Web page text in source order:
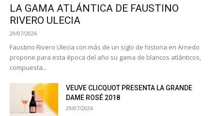
LA GAMA ATLÁNTICA DE FAUSTINO
RIVERO ULECIA
29/07/2026
Faustino Rivero Ulecia con más de un siglo de historia en Arnedo
propone para esta época del año su gama de blancos atlánticos,
compuesta...
VEUVE CLICQUOT PRESENTA LA GRANDE
DAME ROSÉ 2018
29/07/2026